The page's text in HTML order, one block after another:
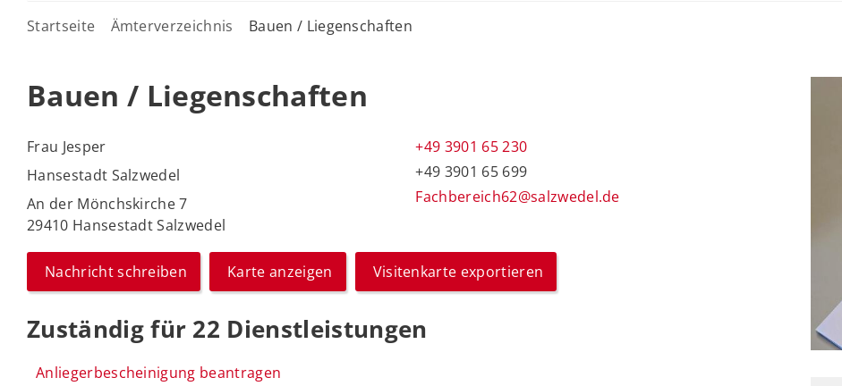
Startseite Ämterverzeichnis Bauen / Liegenschaften
Bauen / Liegenschaften
Frau Jesper
Hansestadt Salzwedel
An der Mönchskirche 7
29410 Hansestadt Salzwedel
+49 3901 65 230
+49 3901 65 699
Fachbereich62@salzwedel.de
Nachricht schreiben Karte anzeigen Visitenkarte exportieren
Zuständig für 22 Dienstleistungen
Anliegerbescheinigung beantragen